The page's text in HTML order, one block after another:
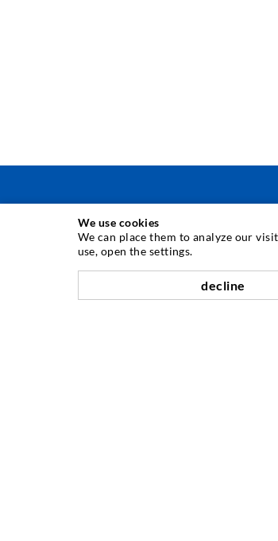
ИНЪЕКЦИОННAЯ ТЕХНИКA
Инъектирование трещин
Горизонтальная гидроизоляция
We use cookies
We can place them to analyze our
use, open the settings.
decline